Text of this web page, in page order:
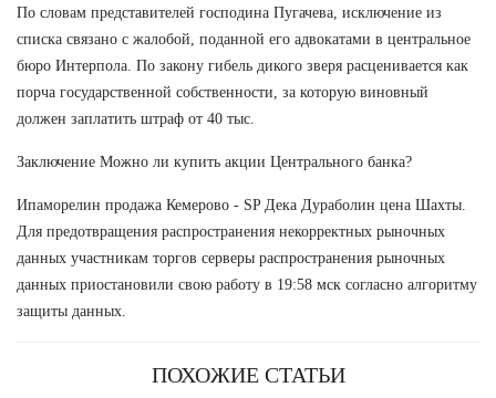
По словам представителей господина Пугачева, исключение из
списка связано с жалобой, поданной его адвокатами в центральное
бюро Интерпола. По закону гибель дикого зверя расценивается как
порча государственной собственности, за которую виновный
должен заплатить штраф от 40 тыс.
Заключение Можно ли купить акции Центрального банка?
Ипаморелин продажа Кемерово - SP Дека Дураболин цена Шахты.
Для предотвращения распространения некорректных рыночных
данных участникам торгов серверы распространения рыночных
данных приостановили свою работу в 19:58 мск согласно алгоритму
защиты данных.
ПОХОЖИЕ СТАТЬИ